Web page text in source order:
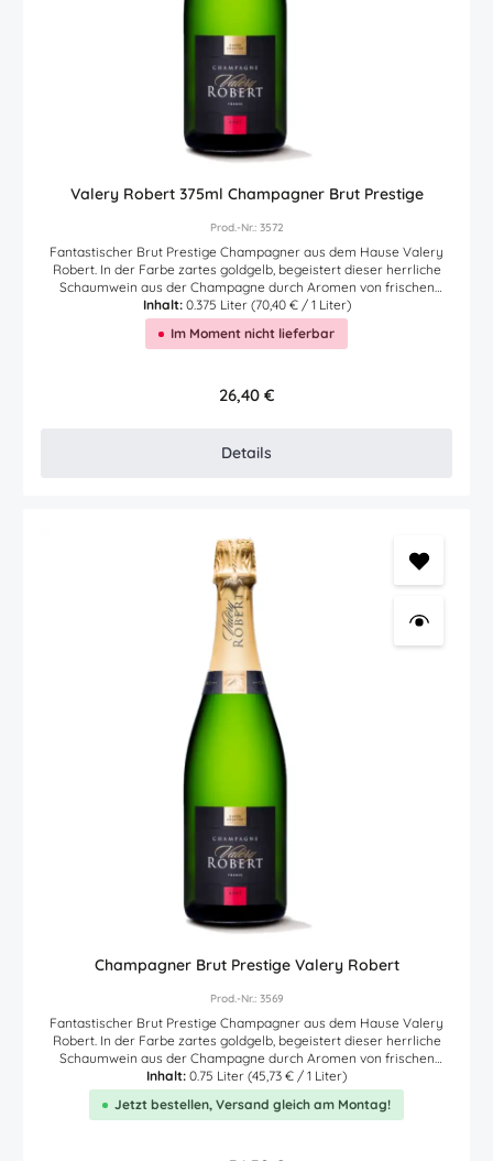
Valery Robert 375ml Champagner Brut Prestige
Prod.-Nr.: 3572
Fantastischer Brut Prestige Champagner aus dem Hause Valery
Robert. In der Farbe zartes goldgelb, begeistert dieser herrliche
Schaumwein aus der Champagne durch Aromen von frischen
reifen Früchten wie Pfirsich, Apfel und Zitrus. Im Mund und am
Gaumen mit wunderbarer Mousseux und Perlage. Äußerst
ausgewogen, frisch und sehr elegant. Und im langen Abgang ein
Chardonnay durfte zur Vollendung mit in die Flasche. Wunderbarer
kleinen prickelnden Genuss.Produktkategorie Schaumwein (Cava -
Champagner - Cremant - Sekt - Prosecco)
Inhalt: 0.375 Liter (70,40 € / 1 Liter)
Im Moment nicht lieferbar
Regulärer Preis:
26,40 €
Details
Champagner Brut Prestige Valery Robert
Prod.-Nr.: 3569
Fantastischer Brut Prestige Champagner aus dem Hause Valery
Robert. In der Farbe zartes goldgelb, begeistert dieser herrliche
Schaumwein aus der Champagne durch Aromen von frischen
reifen Früchten wie Pfirsich, Apfel und Zitrus. Im Mund und am
Gaumen mit wunderbarer Mousseux und Perlage. Äußerst
ausgewogen, frisch und sehr elegant. Und im langen Abgang ein
Inhalt: 0.75 Liter (45,73 € / 1 Liter)
Jetzt bestellen, Versand gleich am Montag!